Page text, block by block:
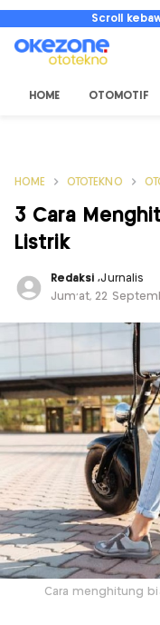
Scroll
HOME OTOMOTIF
HOME OTOTEKNO
3 Cara
Listrik
Redaksi,Jurnalis
Jum'at, 22
Cara menghitung